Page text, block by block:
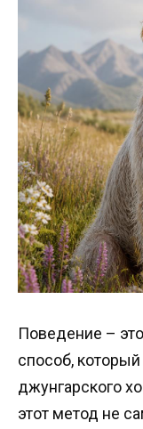
Поведение –
способ,
джунгарского
этот метод не